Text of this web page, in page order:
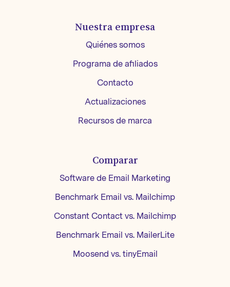
Nuestra empresa
Quiénes somos
Programa de afiliados
Contacto
Actualizaciones
Recursos de marca
Comparar
Software de Email Marketing
Benchmark Email vs. Mailchimp
Constant Contact vs. Mailchimp
Benchmark Email vs. MailerLite
Moosend vs. tinyEmail